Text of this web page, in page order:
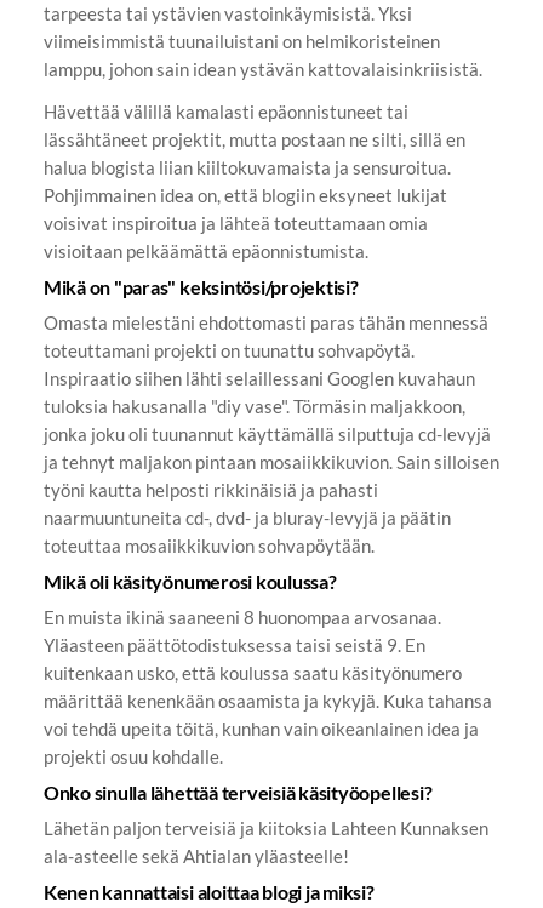
tarpeesta tai ystävien vastoinkäymisistä. Yksi
viimeisimmistä tuunailuistani on helmikoristeinen
lamppu, johon sain idean ystävän kattovalaisinkriisistä.
Hävettää välillä kamalasti epäonnistuneet tai
lässähtäneet projektit, mutta postaan ne silti, sillä en
halua blogista liian kiiltokuvamaista ja sensuroitua.
Pohjimmainen idea on, että blogiin eksyneet lukijat
voisivat inspiroitua ja lähteä toteuttamaan omia
visioitaan pelkäämättä epäonnistumista.
Mikä on "paras" keksintösi/projektisi?
Omasta mielestäni ehdottomasti paras tähän mennessä
toteuttamani projekti on tuunattu sohvapöytä.
Inspiraatio siihen lähti selaillessani Googlen kuvahaun
tuloksia hakusanalla "diy vase". Törmäsin maljakkoon,
jonka joku oli tuunannut käyttämällä silputtuja cd-levyjä
ja tehnyt maljakon pintaan mosaiikkikuvion. Sain silloisen
työni kautta helposti rikkinäisiä ja pahasti
naarmuuntuneita cd-, dvd- ja bluray-levyjä ja päätin
toteuttaa mosaiikkikuvion sohvapöytään.
Mikä oli käsityönumerosi koulussa?
En muista ikinä saaneeni 8 huonompaa arvosanaa.
Yläasteen päättötodistuksessa taisi seistä 9. En
kuitenkaan usko, että koulussa saatu käsityönumero
määrittää kenenkään osaamista ja kykyjä. Kuka tahansa
voi tehdä upeita töitä, kunhan vain oikeanlainen idea ja
projekti osuu kohdalle.
Onko sinulla lähettää terveisiä käsityöopellesi?
Lähetän paljon terveisiä ja kiitoksia Lahteen Kunnaksen
ala-asteelle sekä Ahtialan yläasteelle!
Kenen kannattaisi aloittaa blogi ja miksi?